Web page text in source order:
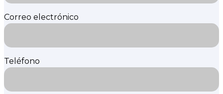
Correo electrónico
Teléfono